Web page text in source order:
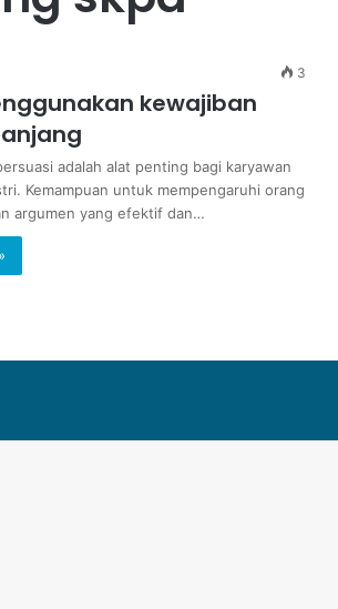
3
kewajiban
adalah alat penting bagi karyawan
Kemampuan untuk mempengaruhi orang
argumen yang efektif dan…